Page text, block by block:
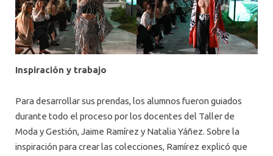
Inspiración y trabajo
Para desarrollar sus prendas, los alumnos fueron guiados
durante todo el proceso por los docentes del Taller de
Moda y Gestión, Jaime Ramírez y Natalia Yáñez. Sobre la
inspiración para crear las colecciones, Ramírez explicó que